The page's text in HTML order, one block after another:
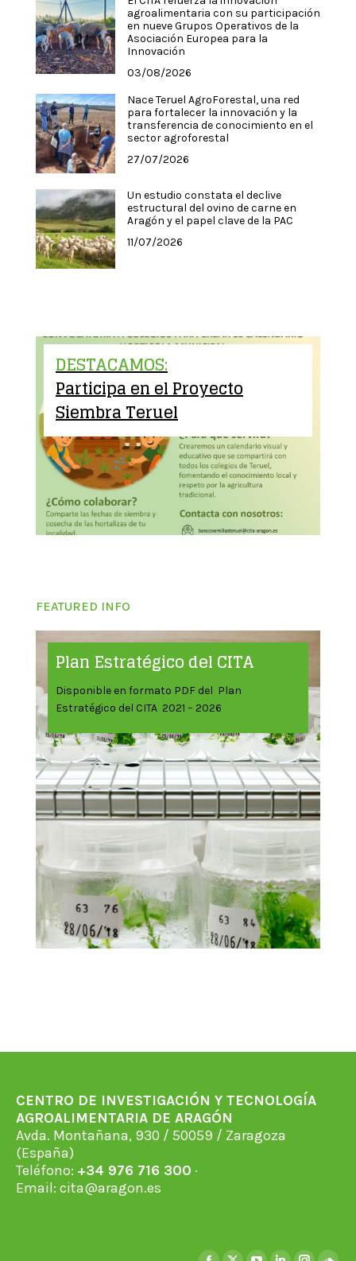
agroalimentaria con su participación
en nueve Grupos Operativos de la
Asociación Europea para la
Innovación
03/08/2026
Nace Teruel AgroForestal, una red
para fortalecer la innovación y la
transferencia de conocimiento en el
sector agroforestal
27/07/2026
Un estudio constata el declive
estructural del ovino de carne en
Aragón y el papel clave de la PAC
11/07/2026
DESTACAMOS:
Participa en el Proyecto
Siembra Teruel
FEATURED INFO
Plan Estratégico del CITA
Disponible en formato PDF del Plan
Estratégico del CITA 2021 – 2026
CENTRO DE INVESTIGACIÓN Y TECNOLOGÍA
AGROALIMENTARIA DE ARAGÓN
Avda. Montañana, 930 / 50059 / Zaragoza
(España)
Teléfono: +34 976 716 300 ·
Email: cita@aragon.es